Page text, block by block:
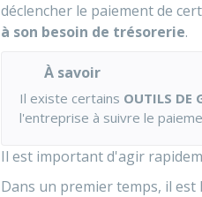
déclencher le paiement de
à son besoin de trésorerie.
À savoir
Il existe certains OUTILS DE
l'entreprise à suivre le
Il est important d'agir
Dans un premier temps, il